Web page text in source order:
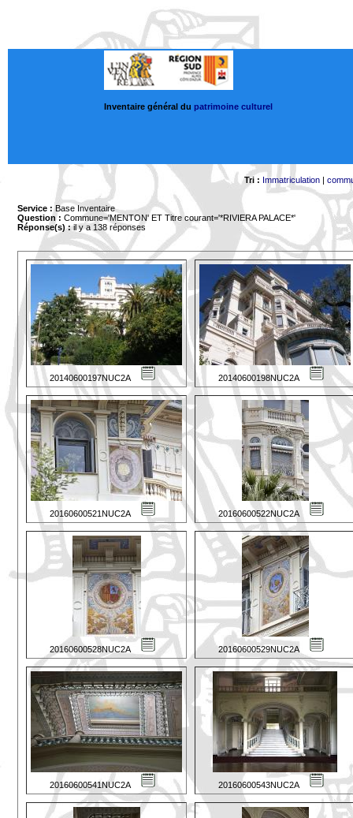
Inventaire général du patrimoine culturel
Tri : Immatriculation|
Service : Base Inventaire
Question : Commune='MENTON' ET Titre courant='*RIVIERA PALACE*'
Réponse(s) :il y a 138 réponses
20140600197NUC2A 20140600198NUC2A
20160600521NUC2A 20160600522NUC2A
20160600528NUC2A 20160600529NUC2A
20160600541NUC2A 20160600543NUC2A